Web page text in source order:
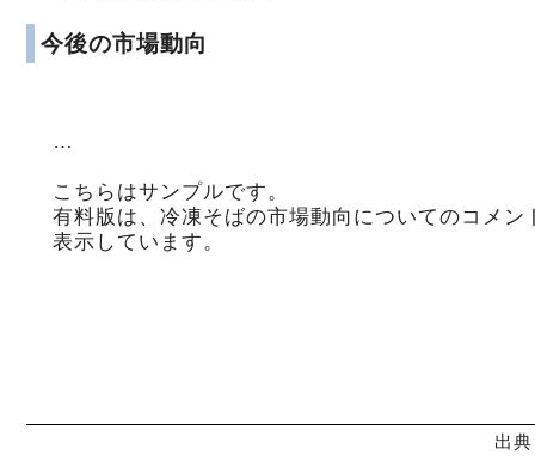
今後の市場動向
…
こちらはサンプルです。
有料版は、冷凍そばの市場動向についてのコメン
表示しています。
出